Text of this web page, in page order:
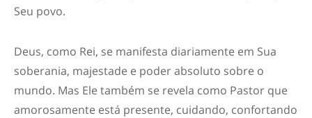
Seu povo.
Deus, como Rei, se manifesta diariamente em Sua
soberania, majestade e poder absoluto sobre o
mundo. Mas Ele também se revela como Pastor que
amorosamente está presente, cuidando, confortando